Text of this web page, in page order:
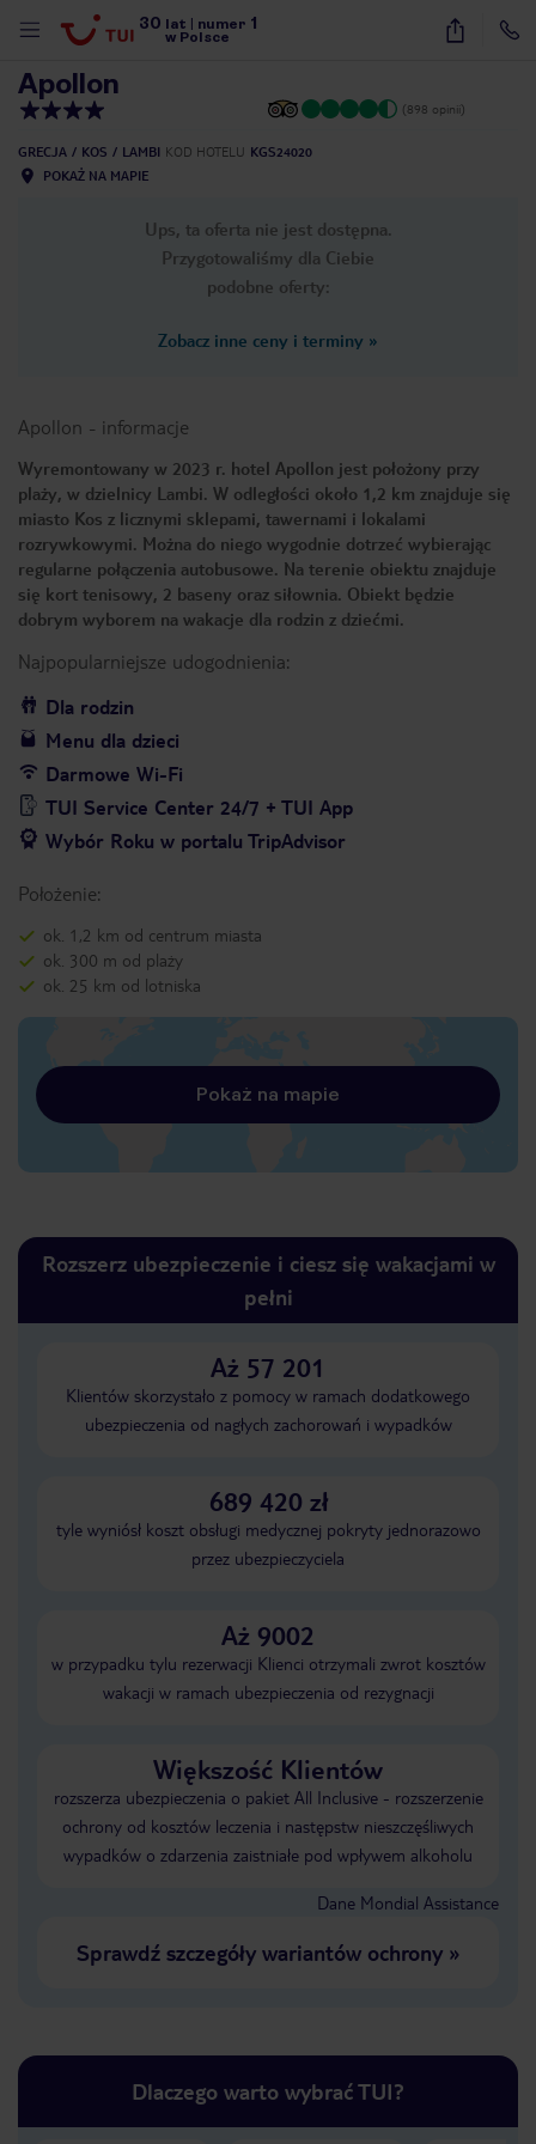
30 lat numer 1
w Polsce
42
Apollon
(898 opinii)
GRECJA KOS LAMBI KOD HOTELU KGS24020
POKAŻ NA MAPIE
Ups, ta oferta nie jest dostępna.
Przygotowaliśmy dla Ciebie
podobne oferty:
Zobacz inne ceny i terminy »
Apollon - informacje
Wyremontowany w 2023 r. hotel Apollon jest położony przy
plaży, w dzielnicy Lambi. W odległości około 1,2 km znajduje się
miasto Kos z licznymi sklepami, tawernami i lokalami
rozrywkowymi. Można do niego wygodnie dotrzeć wybierając
regularne połączenia autobusowe. Na terenie obiektu znajduje
się kort tenisowy, 2 baseny oraz siłownia. Obiekt będzie
dobrym wyborem na wakacje dla rodzin z dziećmi.
Najpopularniejsze udogodnienia:
Dla rodzin
Menu dla dzieci
Darmowe Wi-Fi
TUI Service Center 24/7 + TUI App
Wybór Roku w portalu TripAdvisor
Położenie:
ok. 1,2 km od centrum miasta
ok. 300 m od plaży
ok. 25 km od lotniska
Pokaż na mapie
Rozszerz ubezpieczenie i ciesz się wakacjami w
pełni
Aż 57 201
Klientów skorzystało z pomocy w ramach dodatkowego
ubezpieczenia od nagłych zachorowań i wypadków
689 420 zł
tyle wyniósł koszt obsługi medycznej pokryty jednorazowo
przez ubezpieczyciela
Aż 9002
w przypadku tylu rezerwacji Klienci otrzymali zwrot kosztów
wakacji w ramach ubezpieczenia od rezygnacji
Większość Klientów
rozszerza ubezpieczenia o pakiet All Inclusive - rozszerzenie
ochrony od kosztów leczenia i następstw nieszczęśliwych
wypadków o zdarzenia zaistniałe pod wpływem alkoholu
Dane Mondial Assistance
Sprawdź szczegóły wariantów ochrony»
Dlaczego warto wybrać TUI?